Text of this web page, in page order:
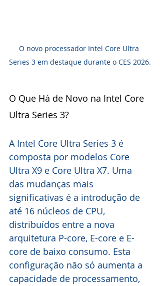
O novo processador Intel Core Ultra
Series 3 em destaque durante o CES 2026.
O Que Há de Novo na Intel Core
Ultra Series 3?
A Intel Core Ultra Series 3 é
composta por modelos Core
Ultra X9 e Core Ultra X7. Uma
das mudanças mais
significativas é a introdução de
até 16 núcleos de CPU,
distribuídos entre a nova
arquitetura P-core, E-core e E-
core de baixo consumo. Esta
configuração não só aumenta a
capacidade de processamento,